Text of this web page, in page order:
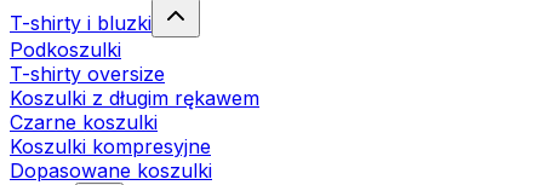
T-shirty i bluzki
Podkoszulki
T-shirty oversize
Koszulki z długim rękawem
Czarne koszulki
Koszulki kompresyjne
Dopasowane koszulki